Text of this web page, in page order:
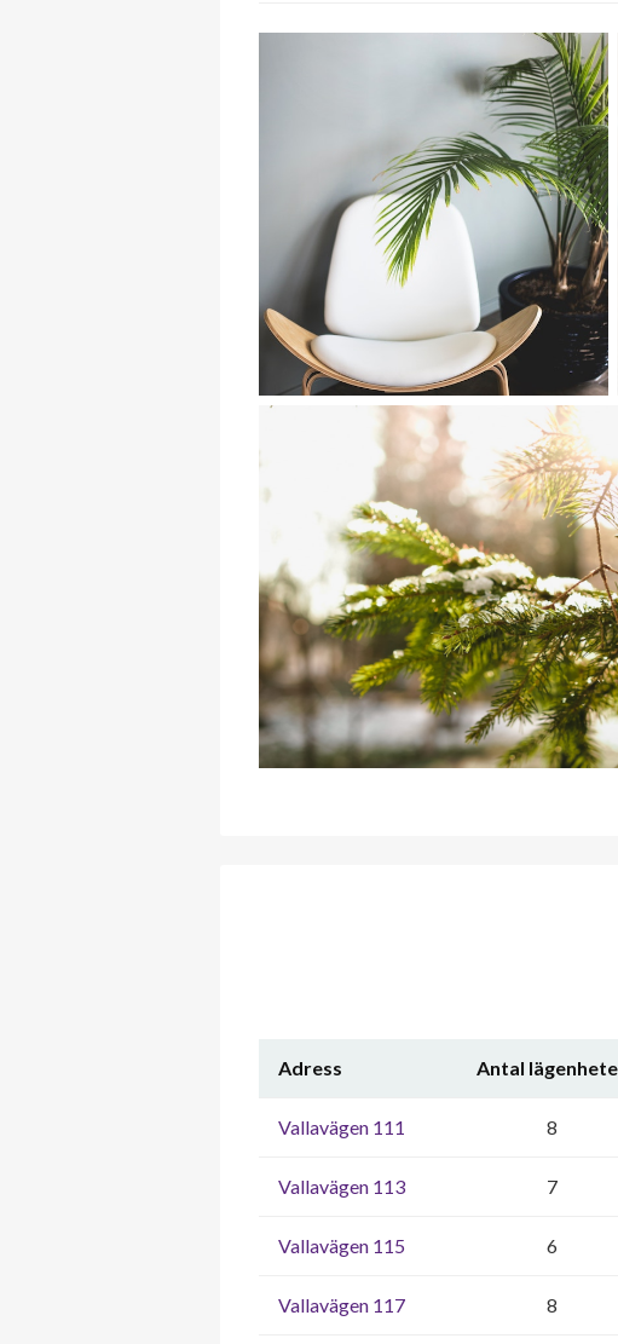
Adress Antal
Vallavägen 111 8
Vallavägen 113 7
Vallavägen 115 6
Vallavägen 117 8